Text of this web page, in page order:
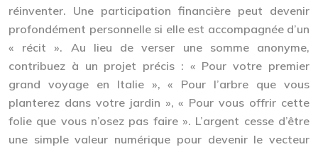
réinventer. Une participation financière peut devenir
profondément personnelle si elle est accompagnée d’un
« récit ». Au lieu de verser une somme anonyme,
contribuez à un projet précis : « Pour votre premier
grand voyage en Italie », « Pour l’arbre que vous
planterez dans votre jardin », « Pour vous offrir cette
folie que vous n’osez pas faire ». L’argent cesse d’être
une simple valeur numérique pour devenir le vecteur